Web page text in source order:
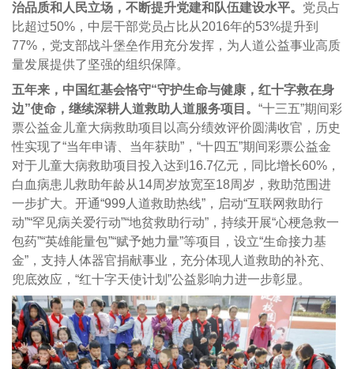
治品质和人民立场，不断提升党建和队伍建设水平。 党员占
比超过50%，中层干部党员占比从2016年的53%提升到
77%，党支部战斗堡垒作用充分发挥，为人道公益事业高质
量发展提供了坚强的组织保障。
五年来，中国红基会恪守“守护生命与健康，红十字救在身
边”使命，继续深耕人道救助人道服务项目。 “十三五”期间彩
票公益金儿童大病救助项目以高分绩效评价圆满收官，历史
性实现了“当年申请、当年获助”，“十四五”期间彩票公益金
对于儿童大病救助项目投入达到16.7亿元，同比增长60%，
白血病患儿救助年龄从14周岁放宽至18周岁，救助范围进
一步扩大。开通“999人道救助热线”，启动“互联网救助行
动”“罕见病关爱行动”“地贫救助行动”，持续开展“心梗急救一
包药”“英雄能量包”“赋予她力量”等项目，设立“生命接力基
金”，支持人体器官捐献事业，充分体现人道救助的补充、
兜底效应，“红十字天使计划”公益影响力进一步彰显。